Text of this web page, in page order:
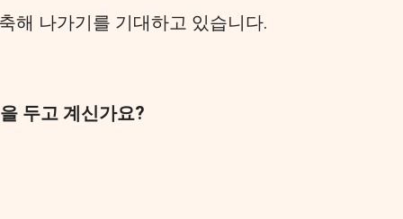
해 나가기를 기대하고 있습니다.
두고 계신가요?